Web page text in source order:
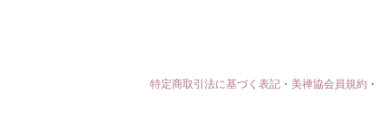
特定商取引法に基づく表記 ・ 美禅協会員規約 ・